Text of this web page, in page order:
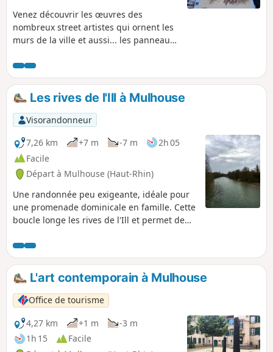
Venez découvrir les œuvres des
nombreux street artistes qui ornent les
murs de la ville et aussi... les panneaux
font partie, entre autres, de ceux qui
embellissent les rues de Mulhouse. À
savoir avant de débuter ce circuit : le
street art étant un art éphémère, il est
possible que certaines œuvres ne soient
plus là lors de votre balade. Toutefois,
nous vous invitons à bien ouvrir les
yeux, elles peuvent aussi bien être
cachées.
Les rives de l'Ill à Mulhouse
Visorandonneur
7,26 km
+7 m -7 m
2h 05
Facile
Départ à Mulhouse (Haut-Rhin)
Une randonnée peu exigeante, idéale pour
une promenade dominicale en famille. Cette
boucle longe les rives de l'Ill et permet de
piscine de Mulhouse, ainsi que le "Bois des
Philosophes" proche de l'Université.
L'art contemporain à Mulhouse
Office de tourisme
4,27 km
+1 m
-3 m
1h 15
Facile